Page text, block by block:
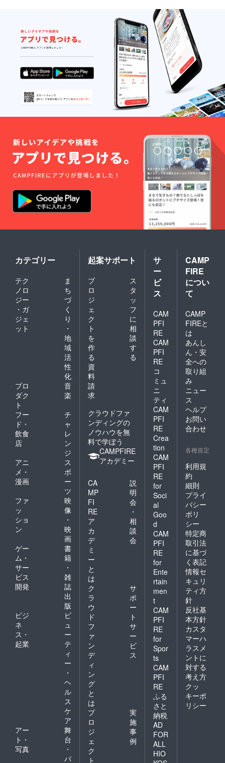
カテゴリー
テク
ノロ
ジー
・ガ
ジェ
ット
ま
ち
づ
く
り
・
地
域
活
性
化
プロ
ダク
ト
音
楽
フー
ド・
飲食
店
チ
ャ
レ
ン
ジ
アニ
メ・
漫画
ス
ポ
ー
ツ
ファ
ッ
ショ
ン
映
像
・
映
画
ゲー
ム・
サー
ビス
開発
書
籍
・
雑
誌
出
版
ビジ
ネ
ス・
起業
ビ
ュ
ー
テ
ィ
ー
・
ヘ
ル
ス
ケ
ア
アー
ト・
写真
舞
台
・
パ
起案サポート
プ
ロ
ジ
ェ
ク
ト
を
作
る
ス
タ
ッ
フ
に
相
談
す
る
資
料
請
求
クラウドファ
ンディングの
ノウハウを無
料で学ぼう
CAMPFIRE
アカデミー
CA
MP
FI
RE
ア
カ
デ
ミ
ー
と
は
説
明
会
・
相
談
会
ク
ラ
ウ
ド
フ
ァ
ン
デ
ィ
ン
グ
と
は
サ
ポ
ー
ト
サ
ー
ビ
ス
プ
ロ
ジ
ェ
ク
ト
実
施
事
例
サ
ー
ビ
ス
CAM
PFI
RE
CAM
PFI
RE
コ
ミュ
ニ
ティ
CAM
PFI
RE
Crea
tion
CAM
PFI
RE
for
Soci
al
Goo
d
CAM
PFI
RE
for
Ente
rtain
men
t
CAM
PFI
RE
for
Spor
ts
CAM
PFI
RE
ふる
さと
納税
AD
FOR
ALL
HIO
CAMP
FIRE
につい
て
CAMP
FIREと
は
あんし
ん・安
全への
取り組
み
ニュー
ス
ヘルプ
お問い
合わせ
各種規定
利用規
約
細則
プライ
バシー
ポリ
シー
特定商
取引法
に基づ
く表記
情報セ
キュリ
ティ方
針
反社基
本方針
カスタ
マーハ
ラスメ
ントに
対する
考え方
クッ
キーポ
リシー